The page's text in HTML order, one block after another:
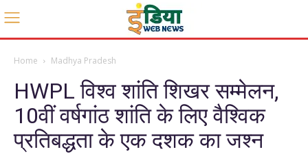
Home Madhya Pradesh
HWPL विश्व शांति शिखर सम्मेलन,
10वीं वर्षगांठ शांति के लिए वैश्विक
प्रतिबद्धता के एक दशक का जश्न